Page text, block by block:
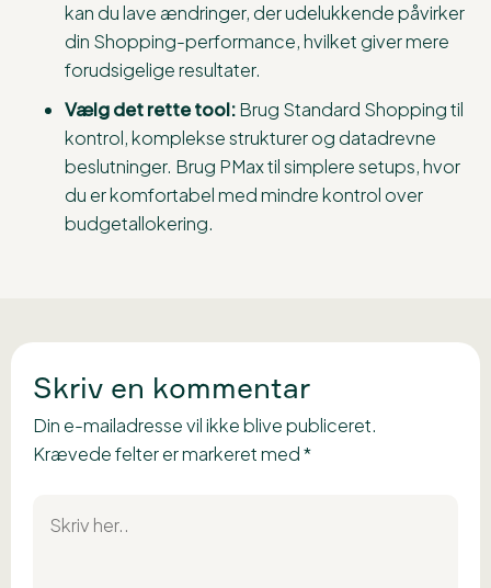
kan du lave ændringer, der udelukkende påvirker
din Shopping-performance, hvilket giver mere
forudsigelige resultater.
Vælg det rette tool:Brug Standard Shopping til
kontrol, komplekse strukturer og datadrevne
beslutninger. Brug PMax til simplere setups, hvor
du er komfortabel med mindre kontrol over
budgetallokering.
Skriv en kommentar
Din e-mailadresse vil ikke blive publiceret.
Krævede felter er markeret med*
her..